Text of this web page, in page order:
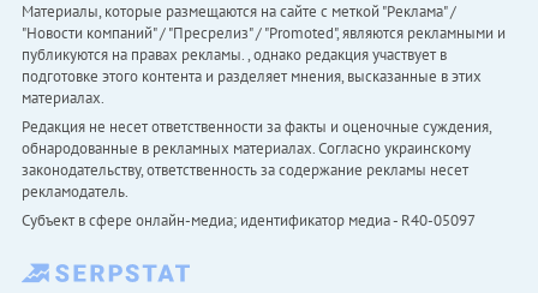
Материалы, которые размещаются на сайте с меткой "Реклама" /
"Новости компаний" / "Пресрелиз" / "Promoted", являются рекламными и
публикуются на правах рекламы. , однако редакция участвует в
подготовке этого контента и разделяет мнения, высказанные в этих
материалах.
Редакция не несет ответственности за факты и оценочные суждения,
обнародованные в рекламных материалах. Согласно украинскому
законодательству, ответственность за содержание рекламы несет
рекламодатель.
Субъект в сфере онлайн-медиа; идентификатор медиа - R40-05097